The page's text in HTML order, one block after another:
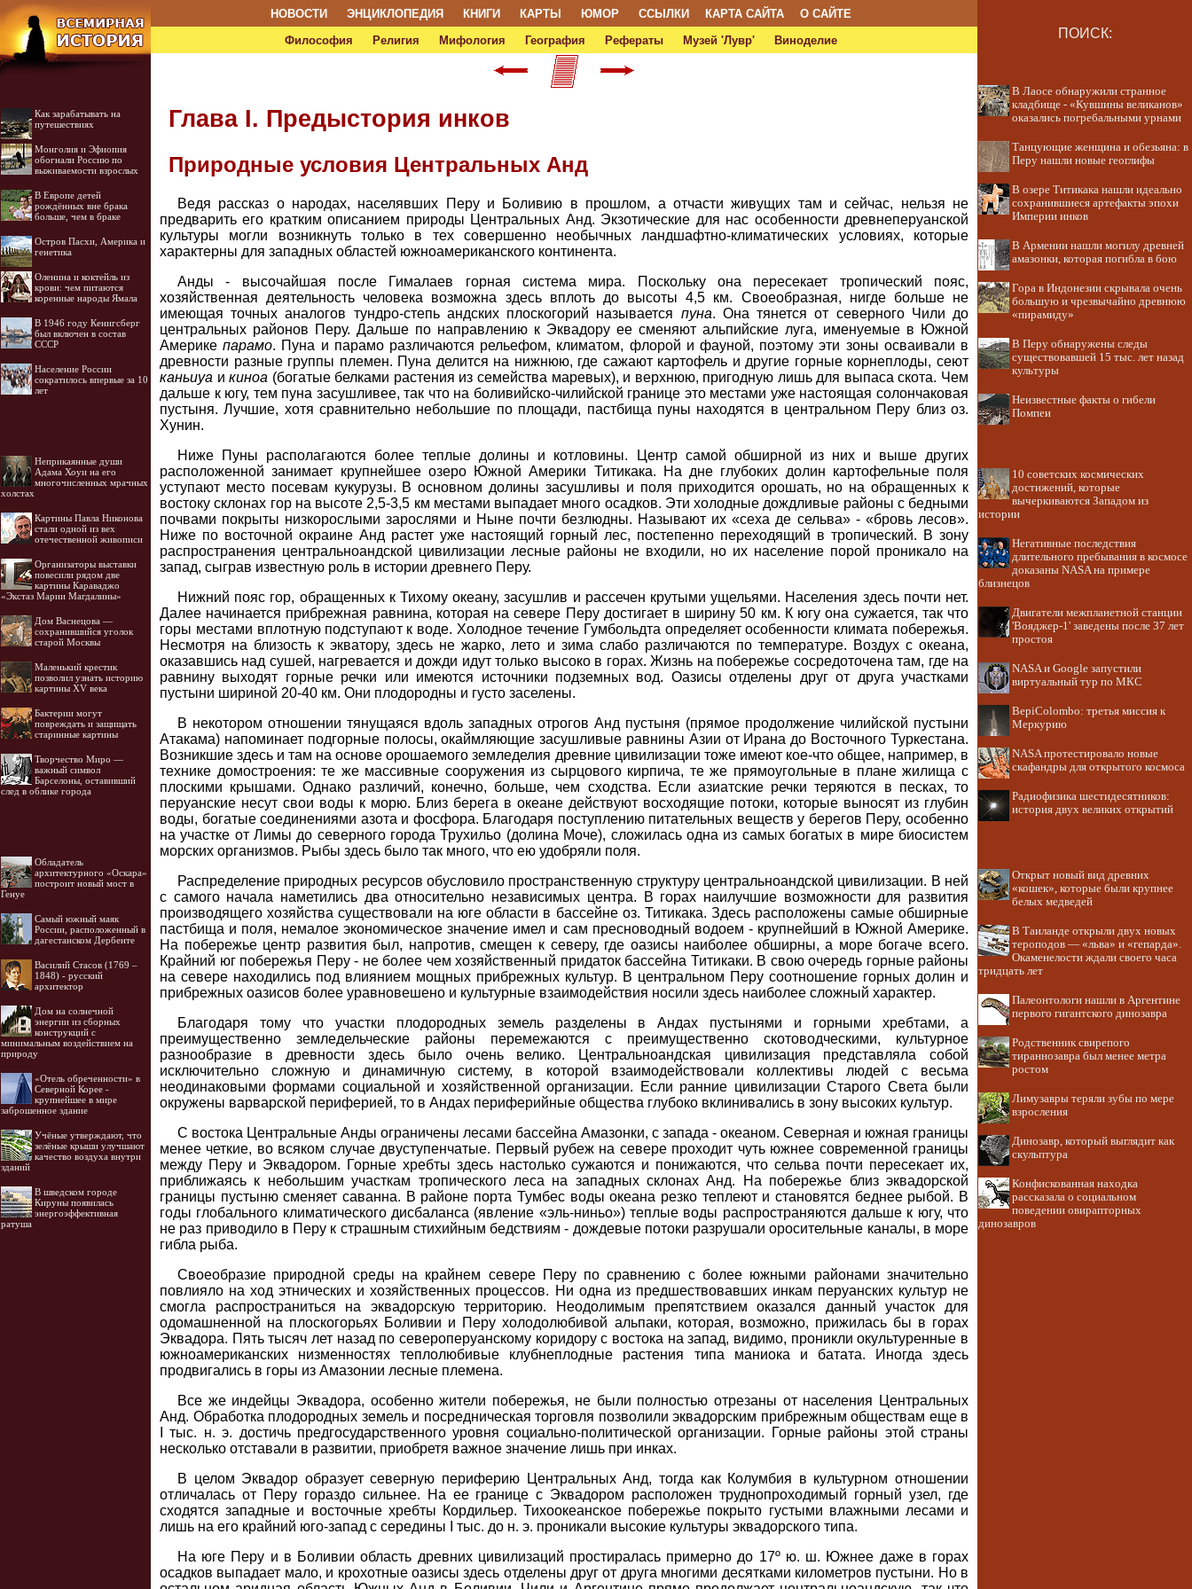
НОВОСТИ ЭНЦИКЛОПЕДИЯ КНИГИ КАРТЫ ЮМОР ССЫЛКИ КАРТА САЙТА
О САЙТЕ
Философия
Религия Мифология География Рефераты Музей 'Лувр' Виноделие ПОИСК:
Как зарабатывать на
путешествиях
Монголия и Эфиопия
обогнали Россию по
выживаемости взрослых
В Европе детей
рождённых вне брака
больше, чем в браке
Остров Пасхи, Америка и
генетика
Оленина и коктейль из
крови: чем питаются
коренные народы Ямала
В 1946 году Кенигсберг
был включен в состав
СССР
Население России
сократилось впервые за 10
лет
Неприкаянные души
Адама Хоуи на его
многочисленных мрачных
холстах
Картины Павла Никонова
стали одной из вех
отечественной живописи
Организаторы выставки
повесили рядом две
картины Караваджо
«Экстаз Марии Магдалины»
Дом Васнецова —
сохранившийся уголок
старой Москвы
Маленький крестик
позволил узнать историю
картины XV века
Бактерии могут
повреждать и защищать
старинные картины
Творчество Миро —
важный символ
Барселоны, оставивший
след в облике города
Обладатель
архитектурного «Оскара»
построит новый мост в
Генуе
Самый южный маяк
России, расположенный в
дагестанском Дербенте
Василий Стасов (1769 –
1848) - русский
архитектор
Дом на солнечной
энергии из сборных
конструкций с
минимальным воздействием на
природу
«Отель обреченности» в
Северной Корее -
крупнейшее в мире
заброшенное здание
Учёные утверждают, что
зелёные крыши улучшают
качество воздуха внутри
зданий
В шведском городе
Кируны появилась
энергоэффективная
ратуша
Глава I. Предыстория инков
Природные условия Центральных Анд
Ведя рассказ о народах, населявших Перу и Боливию в прошлом, а отчасти живущих там и сейчас, нельзя не
предварить его кратким описанием природы Центральных Анд. Экзотические для нас особенности древнеперуанской
культуры могли возникнуть только в тех совершенно необычных ландшафтно-климатических условиях, которые
характерны для западных областей южноамериканского континента.
Анды - высочайшая после Гималаев горная система мира. Поскольку она пересекает тропический пояс,
хозяйственная деятельность человека возможна здесь вплоть до высоты 4,5 км. Своеобразная, нигде больше не
имеющая точных аналогов тундро-степь андских плоскогорий называется пуна. Она тянется от северного Чили до
центральных районов Перу. Дальше по направлению к Эквадору ее сменяют альпийские луга, именуемые в Южной
Америкепарамо. Пуна и парамо различаются рельефом, климатом, флорой и фауной, поэтому эти зоны осваивали в
древности разные группы племен. Пуна делится на нижнюю, где сажают картофель и другие горные корнеплоды, сеют
каньиуа икиноа (богатые белками растения из семейства маревых), и верхнюю, пригодную лишь для выпаса скота. Чем
дальше к югу, тем пуна засушливее, так что на боливийско-чилийской границе это местами уже настоящая солончаковая
пустыня. Лучшие, хотя сравнительно небольшие по площади, пастбища пуны находятся в центральном Перу близ оз.
Хунин.
Ниже Пуны располагаются более теплые долины и котловины. Центр самой обширной из них и выше других
расположенной занимает крупнейшее озеро Южной Америки Титикака. На дне глубоких долин картофельные поля
уступают место посевам кукурузы. В основном долины засушливы и поля приходится орошать, но на обращенных к
востоку склонах гор на высоте 2,5-3,5 км местами выпадает много осадков. Эти холодные дождливые районы с бедными
почвами покрыты низкорослыми зарослями и Ныне почти безлюдны. Называют их «сеха де сельва» - «бровь лесов».
Ниже по восточной окраине Анд растет уже настоящий горный лес, постепенно переходящий в тропический. В зону
распространения центральноандской цивилизации лесные районы не входили, но их население порой проникало на
запад, сыграв известную роль в истории древнего Перу.
Нижний пояс гор, обращенных к Тихому океану, засушлив и рассечен крутыми ущельями. Населения здесь почти нет.
Далее начинается прибрежная равнина, которая на севере Перу достигает в ширину 50 км. К югу она сужается, так что
горы местами вплотную подступают к воде. Холодное течение Гумбольдта определяет особенности климата побережья.
Несмотря на близость к экватору, здесь не жарко, лето и зима слабо различаются по температуре. Воздух с океана,
оказавшись над сушей, нагревается и дожди идут только высоко в горах. Жизнь на побережье сосредоточена там, где на
равнину выходят горные речки или имеются источники подземных вод. Оазисы отделены друг от друга участками
пустыни шириной 20-40 км. Они плодородны и густо заселены.
В некотором отношении тянущаяся вдоль западных отрогов Анд пустыня (прямое продолжение чилийской пустыни
Атакама) напоминает подгорные полосы, окаймляющие засушливые равнины Азии от Ирана до Восточного Туркестана.
Возникшие здесь и там на основе орошаемого земледелия древние цивилизации тоже имеют кое-что общее, например, в
технике домостроения: те же массивные сооружения из сырцового кирпича, те же прямоугольные в плане жилища с
плоскими крышами. Однако различий, конечно, больше, чем сходства. Если азиатские речки теряются в песках, то
перуанские несут свои воды к морю. Близ берега в океане действуют восходящие потоки, которые выносят из глубин
воды, богатые соединениями азота и фосфора. Благодаря поступлению питательных веществ у берегов Перу, особенно
на участке от Лимы до северного города Трухильо (долина Моче), сложилась одна из самых богатых в мире биосистем
морских организмов. Рыбы здесь было так много, что ею удобряли поля.
Распределение природных ресурсов обусловило пространственную структуру центральноандской цивилизации. В ней
с самого начала наметились два относительно независимых центра. В горах наилучшие возможности для развития
производящего хозяйства существовали на юге области в бассейне оз. Титикака. Здесь расположены самые обширные
пастбища и поля, немалое экономическое значение имел и сам пресноводный водоем - крупнейший в Южной Америке.
На побережье центр развития был, напротив, смещен к северу, где оазисы наиболее обширны, а море богаче всего.
Крайний юг побережья Перу - не более чем хозяйственный придаток бассейна Титикаки. В свою очередь горные районы
на севере находились под влиянием мощных прибрежных культур. В центральном Перу соотношение горных долин и
прибрежных оазисов более уравновешено и культурные взаимодействия носили здесь наиболее сложный характер.
Благодаря тому что участки плодородных земель разделены в Андах пустынями и горными хребтами, а
преимущественно земледельческие районы перемежаются с преимущественно скотоводческими, культурное
разнообразие в древности здесь было очень велико. Центральноандская цивилизация представляла собой
исключительно сложную и динамичную систему, в которой взаимодействовали коллективы людей с весьма
неодинаковыми формами социальной и хозяйственной организации. Если ранние цивилизации Старого Света были
окружены варварской периферией, то в Андах периферийные общества глубоко вклинивались в зону высоких культур.
С востока Центральные Анды ограничены лесами бассейна Амазонки, с запада - океаном. Северная и южная границы
менее четкие, во всяком случае двуступенчатые. Первый рубеж на севере проходит чуть южнее современной границы
между Перу и Эквадором. Горные хребты здесь настолько сужаются и понижаются, что сельва почти пересекает их,
приближаясь к небольшим участкам тропического леса на западных склонах Анд. На побережье близ эквадорской
границы пустыню сменяет саванна. В районе порта Тумбес воды океана резко теплеют и становятся беднее рыбой. В
годы глобального климатического дисбаланса (явление «эль-ниньо») теплые воды распространяются дальше к югу, что
не раз приводило в Перу к страшным стихийным бедствиям - дождевые потоки разрушали оросительные каналы, в море
гибла рыба.
Своеобразие природной среды на крайнем севере Перу по сравнению с более южными районами значительно
повлияло на ход этнических и хозяйственных процессов. Ни одна из предшествовавших инкам перуанских культур не
смогла распространиться на эквадорскую территорию. Неодолимым препятствием оказался данный участок для
одомашненной на плоскогорьях Боливии и Перу холодолюбивой альпаки, которая, возможно, прижилась бы в горах
Эквадора. Пять тысяч лет назад по североперуанскому коридору с востока на запад, видимо, проникли окультуренные в
южноамериканских низменностях теплолюбивые клубнеплодные растения типа маниока и батата. Иногда здесь
продвигались в горы из Амазонии лесные племена.
Все же индейцы Эквадора, особенно жители побережья, не были полностью отрезаны от населения Центральных
Анд. Обработка плодородных земель и посредническая торговля позволили эквадорским прибрежным обществам еще в
I тыс. н. э. достичь предгосударственного уровня социально-политической организации. Горные районы этой страны
несколько отставали в развитии, приобретя важное значение лишь при инках.
В целом Эквадор образует северную периферию Центральных Анд, тогда как Колумбия в культурном отношении
отличалась от Перу гораздо сильнее. На ее границе с Эквадором расположен труднопроходимый горный узел, где
сходятся западные и восточные хребты Кордильер. Тихоокеанское побережье покрыто густыми влажными лесами и
лишь на его крайний юго-запад с середины I тыс. до н. э. проникали высокие культуры эквадорского типа.
На юге Перу и в Боливии область древних цивилизаций простиралась примерно до 17º ю. ш. Южнее даже в горах
осадков выпадает мало, и крохотные оазисы здесь отделены друг от друга многими десятками километров пустыни. Но в
В Лаосе обнаружили странное
кладбище - «Кувшины великанов»
оказались погребальными урнами
Танцующие женщина и обезьяна: в
Перу нашли новые геоглифы
В озере Титикака нашли идеально
сохранившиеся артефакты эпохи
Империи инков
В Армении нашли могилу древней
амазонки, которая погибла в бою
Гора в Индонезии скрывала очень
большую и чрезвычайно древнюю
«пирамиду»
В Перу обнаружены следы
существовавшей 15 тыс. лет назад
культуры
Неизвестные факты о гибели
Помпеи
10 советских космических
достижений, которые
вычеркиваются Западом из
истории
Негативные последствия
длительного пребывания в космосе
доказаны NASA на примере
близнецов
Двигатели межпланетной станции
'Вояджер-1' заведены после 37 лет
простоя
NASA и Google запустили
виртуальный тур по МКС
BepiColombo: третья миссия к
Меркурию
NASA протестировало новые
скафандры для открытого космоса
Радиофизика шестидесятников:
история двух великих открытий
Открыт новый вид древних
«кошек», которые были крупнее
белых медведей
В Таиланде открыли двух новых
тероподов — «льва» и «гепарда».
Окаменелости ждали своего часа
тридцать лет
Палеонтологи нашли в Аргентине
первого гигантского динозавра
Родственник свирепого
тираннозавра был менее метра
ростом
Лимузавры теряли зубы по мере
взросления
Динозавр, который выглядит как
скульптура
Конфискованная находка
рассказала о социальном
поведении овирапторных
динозавров